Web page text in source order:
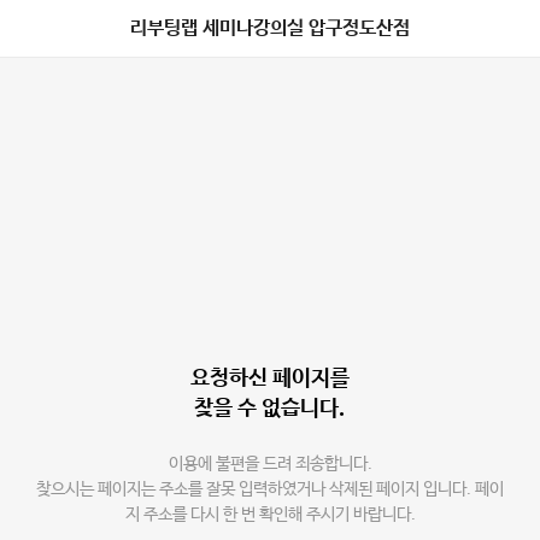
리부팅랩 세미나강의실 압구정도산점
요청하신 페이지를
찾을 수 없습니다.
이용에 불편을 드려 죄송합니다.
찾으시는 페이지는 주소를 잘못 입력하였거나 삭제된 페이지 입니다. 페이
지 주소를 다시 한 번 확인해 주시기 바랍니다.